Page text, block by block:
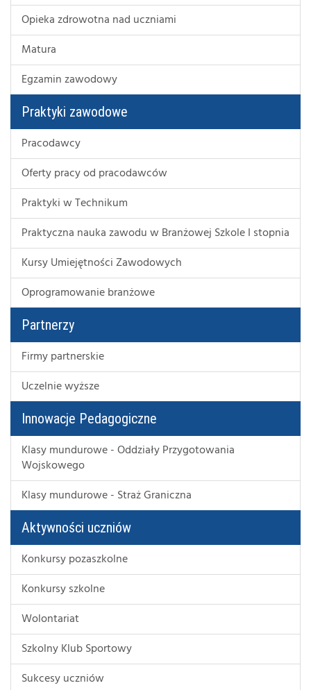
Opieka zdrowotna nad uczniami
Matura
Egzamin zawodowy
Praktyki zawodowe
Pracodawcy
Oferty pracy od pracodawców
Praktyki w Technikum
Praktyczna nauka zawodu w Branżowej Szkole I stopnia
Kursy Umiejętności Zawodowych
Oprogramowanie branżowe
Partnerzy
Firmy partnerskie
Uczelnie wyższe
Innowacje Pedagogiczne
Klasy mundurowe - Oddziały Przygotowania
Wojskowego
Klasy mundurowe - Straż Graniczna
Aktywności uczniów
Konkursy pozaszkolne
Konkursy szkolne
Wolontariat
Szkolny Klub Sportowy
Sukcesy uczniów